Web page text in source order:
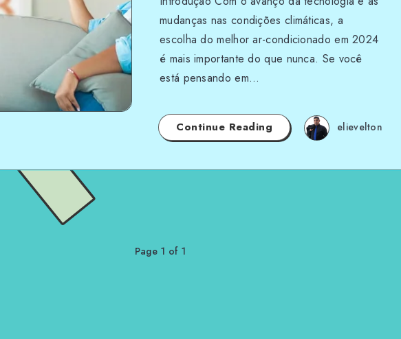
mudanças nas condições climáticas, a
escolha do melhor ar-condicionado em 2024
é mais importante do que nunca. Se você
está pensando em…
Continue Reading elievelton
Page 1 of 1